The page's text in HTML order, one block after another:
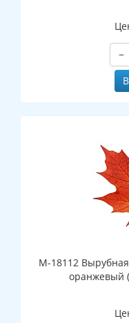
−
М-18112
оранжевый